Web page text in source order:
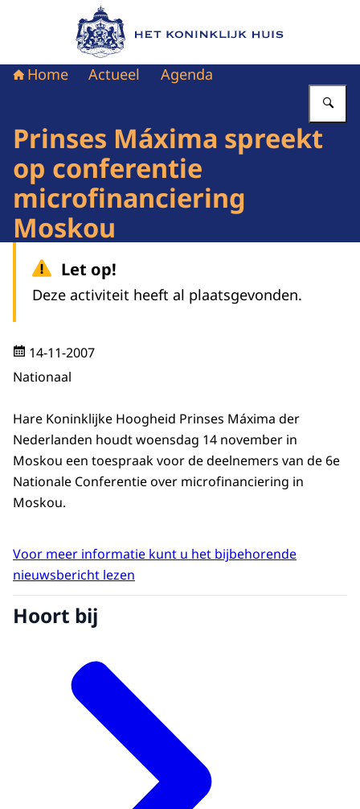
Naar de homepage van Het Koninklijk Huis
Home Actueel Agenda
Prinses Máxima spreekt
op conferentie
microfinanciering
Moskou
Let op!
Deze activiteit heeft al plaatsgevonden.
14-11-2007
Nationaal
Hare Koninklijke Hoogheid Prinses Máxima der
Nederlanden houdt woensdag 14 november in
Moskou een toespraak voor de deelnemers van de 6e
Nationale Conferentie over microfinanciering in
Moskou.
Voor meer informatie kunt u het bijbehorende
nieuwsbericht lezen
Hoort bij